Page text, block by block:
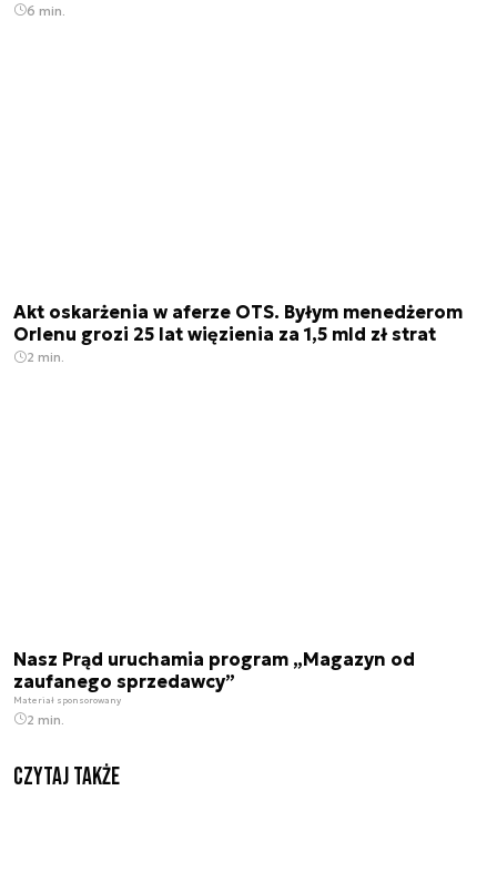
6 min.
Akt oskarżenia w aferze OTS. Byłym menedżerom
Orlenu grozi 25 lat więzienia za 1,5 mld zł strat
2 min.
Nasz Prąd uruchamia program „Magazyn od
zaufanego sprzedawcy”
Materiał sponsorowany
2 min.
Czytaj także